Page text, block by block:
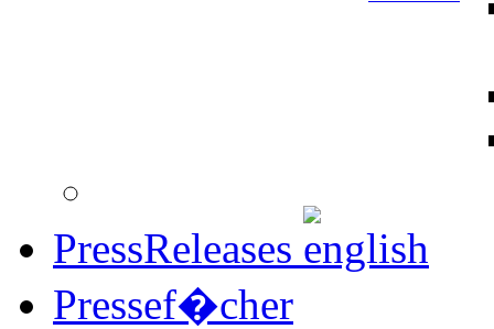
PressReleases
Pressef�cher